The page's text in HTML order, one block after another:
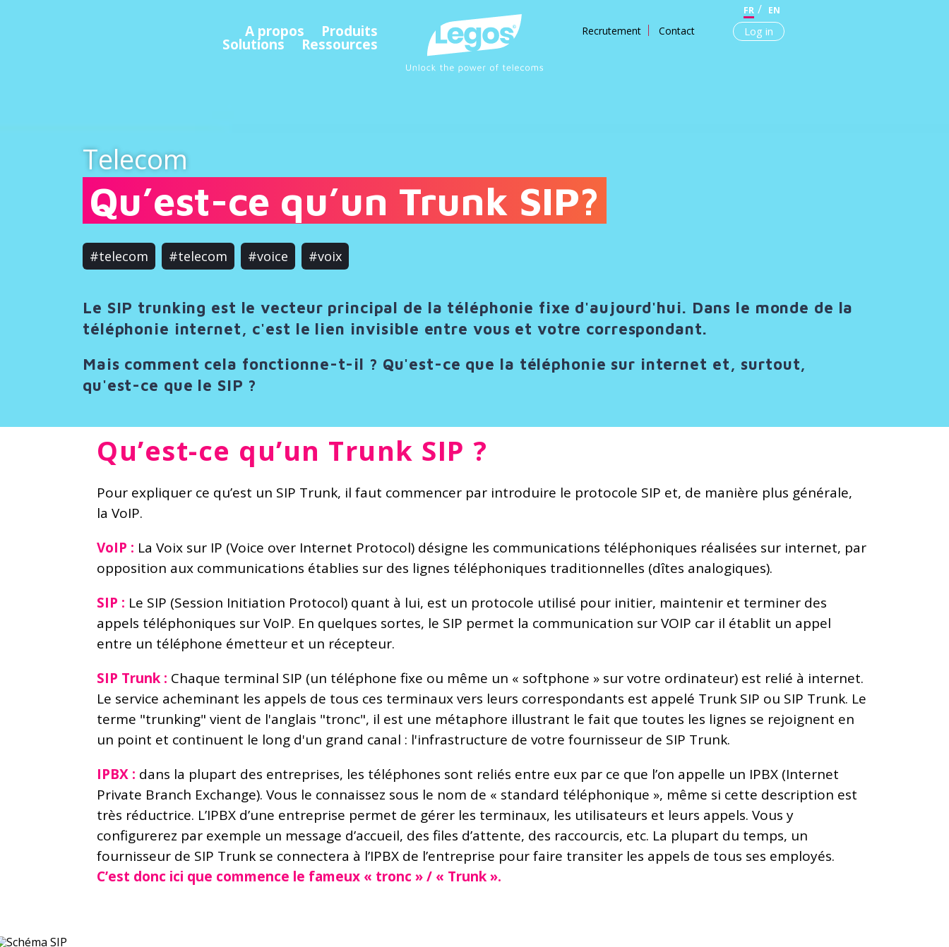
A propos Produits
Solutions Ressources
Recrutement Contact
FR EN
Log in
Telecom
Qu’est-ce qu’un Trunk SIP?
#telecom #telecom #voice #voix
Le SIP trunking est le vecteur principal de la téléphonie fixe d'aujourd'hui. Dans le monde de la
téléphonie internet, c'est le lien invisible entre vous et votre correspondant.
Mais comment cela fonctionne-t-il ? Qu'est-ce que la téléphonie sur internet et, surtout,
qu'est-ce que le SIP ?
Qu’est-ce qu’un Trunk SIP ?
Pour expliquer ce qu’est un SIP Trunk, il faut commencer par introduire le protocole SIP et, de manière plus générale,
la VoIP.
VoIP : La Voix sur IP (Voice over Internet Protocol) désigne les communications téléphoniques réalisées sur internet, par
opposition aux communications établies sur des lignes téléphoniques traditionnelles (dîtes analogiques).
SIP : Le SIP (Session Initiation Protocol) quant à lui, est un protocole utilisé pour initier, maintenir et terminer des
appels téléphoniques sur VoIP. En quelques sortes, le SIP permet la communication sur VOIP car il établit un appel
entre un téléphone émetteur et un récepteur.
SIP Trunk : Chaque terminal SIP (un téléphone fixe ou même un « softphone » sur votre ordinateur) est relié à internet.
Le service acheminant les appels de tous ces terminaux vers leurs correspondants est appelé Trunk SIP ou SIP Trunk. Le
terme "trunking" vient de l'anglais "tronc", il est une métaphore illustrant le fait que toutes les lignes se rejoignent en
un point et continuent le long d'un grand canal : l'infrastructure de votre fournisseur de SIP Trunk.
IPBX : dans la plupart des entreprises, les téléphones sont reliés entre eux par ce que l’on appelle un IPBX (Internet
Private Branch Exchange). Vous le connaissez sous le nom de « standard téléphonique », même si cette description est
très réductrice. L’IPBX d’une entreprise permet de gérer les terminaux, les utilisateurs et leurs appels. Vous y
configurerez par exemple un message d’accueil, des files d’attente, des raccourcis, etc. La plupart du temps, un
fournisseur de SIP Trunk se connectera à l’IPBX de l’entreprise pour faire transiter les appels de tous ses employés.
C’est donc ici que commence le fameux « tronc » / « Trunk ».